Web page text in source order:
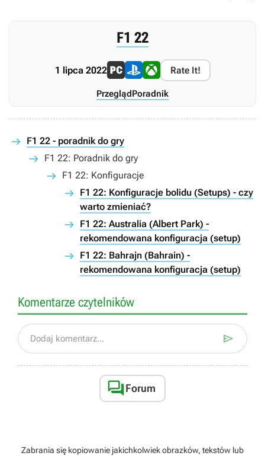
F1 22
1 lipca 2022 Rate It!
PrzeglądPoradnik
F1 22 - poradnik do gry
F1 22: Poradnik do gry
F1 22: Konfiguracje
F1 22: Konfiguracje bolidu (Setups) - czy
warto zmieniać?
F1 22: Australia (Albert Park) -
rekomendowana konfiguracja (setup)
F1 22: Bahrajn (Bahrain) -
rekomendowana konfiguracja (setup)
Komentarze czytelników
Dodaj komentarz... 
Forum
Zabrania się kopiowanie jakichkolwiek obrazków, tekstów lub